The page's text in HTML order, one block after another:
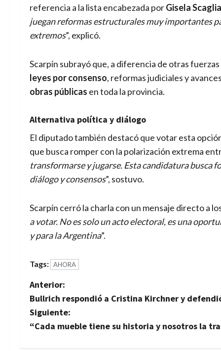
referencia a la lista encabezada porGisela Scaglia
juegan reformas estructurales muy importantes
extremos”, explicó.
Scarpín subrayó que, a diferencia de otras
leyes por consenso, reformas judiciales y
obras públicas en toda la provincia.
Alternativa política y diálogo
El diputado también destacó que votar esta
que busca romper con la polarización extrema
transformarse y jugarse. Esta candidatura busca
diálogo y consensos”, sostuvo.
Scarpín cerró la charla con un mensaje directo a
a votar. No es solo un acto electoral, es una
y para la Argentina”.
Tags: AHORA
N
a
v
Anterior:
Bullrich respondió a Cristina Kirchner y
Siguiente:
“Cada mueble tiene su historia y nosotros la